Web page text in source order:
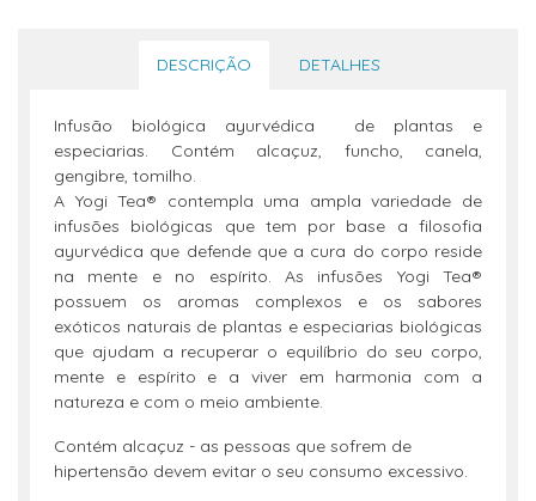
DESCRIÇÃO DETALHES
Infusão biológica ayurvédica de plantas e
especiarias. Contém alcaçuz, funcho, canela,
gengibre, tomilho.
A Yogi Tea® contempla uma ampla variedade de
infusões biológicas que tem por base a filosofia
ayurvédica que defende que a cura do corpo reside
na mente e no espírito. As infusões Yogi Tea®
possuem os aromas complexos e os sabores
exóticos naturais de plantas e especiarias biológicas
que ajudam a recuperar o equilíbrio do seu corpo,
mente e espírito e a viver em harmonia com a
natureza e com o meio ambiente.
Contém alcaçuz - as pessoas que sofrem de
hipertensão devem evitar o seu consumo excessivo.